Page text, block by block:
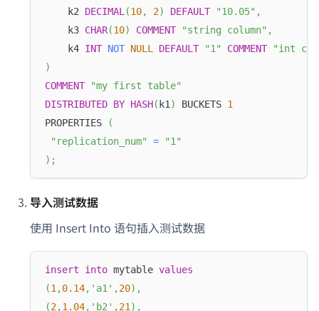
    k2
DECIMAL(10, 2) DEFAULT "10.05" ,
    k3
CHAR(10) COMMENT "string column" ,
    k4
INT NOT NULL DEFAULT "1" COMMENT
"int
)
COMMENT
"my first table"
DISTRIBUTED BY HASH( k1) BUCKETS 1
PROPERTIES
(
"replication_num"
=
"1"
) ;
导入测试数据
使用 Insert Into 语句插入测试数据
insert into mytable values
(1 ,0.14, 'a1' ,20) ,
(2,1.04, 'b2' ,21 ) ,